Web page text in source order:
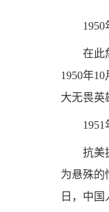
在此
1950年
大无畏英
抗美
为悬殊的
日，中